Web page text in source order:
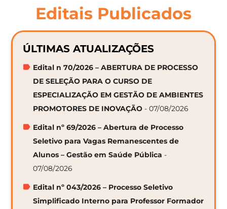
Editais Publicados
ÚLTIMAS ATUALIZAÇÕES
Edital n 70/2026 – ABERTURA DE PROCESSO
DE SELEÇÃO PARA O CURSO DE
ESPECIALIZAÇÃO EM GESTÃO DE AMBIENTES
PROMOTORES DE INOVAÇÃO - 07/08/2026
Edital nº 69/2026 – Abertura de Processo
Seletivo para Vagas Remanescentes de
Alunos – Gestão em Saúde Pública -
07/08/2026
Edital nº 043/2026 – Processo Seletivo
Simplificado Interno para Professor Formador